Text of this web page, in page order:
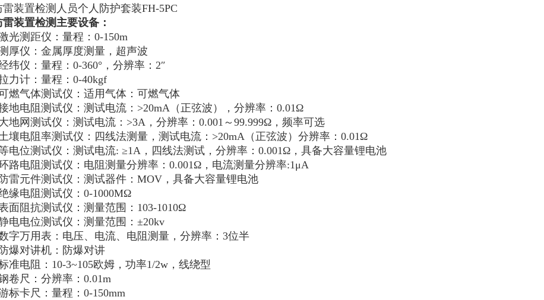
雷装置检测人员个人防护套装FH-5PC
雷装置检测主要设备：
光测距仪：量程：0-150m
厚仪：金属厚度测量，超声波
纬仪：量程：0-360°，分辨率：2″
力计：量程：0-40kgf
燃气体测试仪：适用气体：可燃气体
地电阻测试仪：测试电流：>20mA（正弦波），分辨率：0.01Ω
地网测试仪：测试电流：>3A，分辨率：0.001～99.999Ω，频率可选
壤电阻率测试仪：四线法测量，测试电流：>20mA（正弦波）分辨率：0.01Ω
电位测试仪：测试电流: ≥1A，四线法测试，分辨率：0.001Ω，具备大容量锂电池
路电阻测试仪：电阻测量分辨率：0.001Ω，电流测量分辨率:1μA
防雷元件测试仪：测试器件：MOV，具备大容量锂电池
缘电阻测试仪：0-1000MΩ
面阻抗测试仪：测量范围：103-1010Ω
电电位测试仪：测量范围：±20kv
字万用表：电压、电流、电阻测量，分辨率：3位半
防爆对讲机：防爆对讲
准电阻：10-3~105欧姆，功率1/2w，线绕型
卷尺：分辨率：0.01m
标卡尺：量程：0-150mm